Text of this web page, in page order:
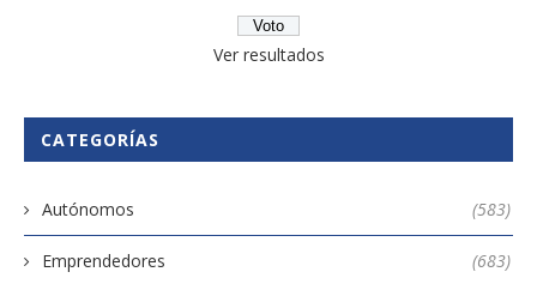
Ver resultados
CATEGORÍAS
Autónomos (583)
Emprendedores (683)